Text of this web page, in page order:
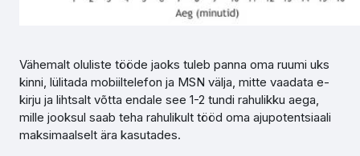
Vähemalt oluliste tööde jaoks tuleb panna oma ruumi uks
kinni, lülitada mobiiltelefon ja MSN välja, mitte vaadata e-
kirju ja lihtsalt võtta endale see 1-2 tundi rahulikku aega,
mille jooksul saab teha rahulikult tööd oma ajupotentsiaali
maksimaalselt ära kasutades.